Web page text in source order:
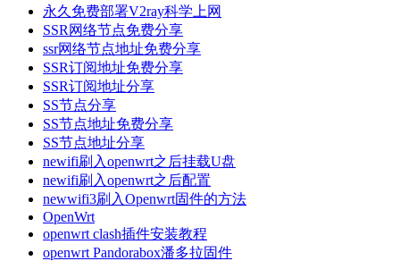
永久免费部署V2ray科学上网
SSR网络节点免费分享
ssr网络节点地址免费分享
SSR订阅地址免费分享
SSR订阅地址分享
SS节点分享
SS节点地址免费分享
SS节点地址分享
newifi刷入openwrt之后挂载U盘
newifi刷入openwrt之后配置
newwifi3刷入Openwrt固件的方法
OpenWrt
openwrt clash插件安装教程
openwrt Pandorabox潘多拉固件